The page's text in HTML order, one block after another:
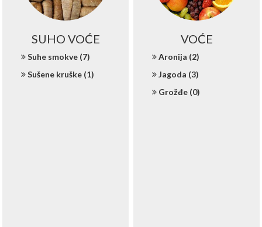
SUHO VOĆE
Suhe smokve (7)
Sušene kruške (1)
VOĆE
Aronija (2)
Jagoda (3)
Grožđe (0)